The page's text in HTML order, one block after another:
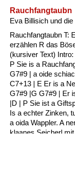
Rauchfangtaubn
Eva Billisich und
Rauchfangtaubn T:
erzählen R das
(kursiver Text)
P Sie is a
G7#9 | a oide
C7+13 | E Er is a
G7#9 |G G7#9 | Er
|D | P Sie ist a
Is a echter Zinken,
a oida Wappler. A
klaanes Seicherl